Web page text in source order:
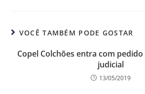
VOCÊ TAMBÉM PODE GOSTAR
Copel Colchões entra com
judicial
13/05/2019